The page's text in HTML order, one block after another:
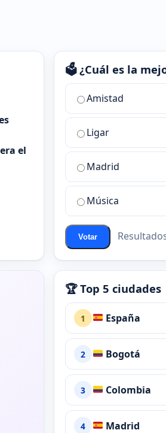
el
🗳️ ¿Cuál es la
¿Cuál
la
mejor
sala
chat
ChatZona?
Amistad
Ligar
Madrid
Música
Votar
🏆 Top 5 ciudades
1 España
2 Bogotá
3 Colombia
4 Madrid